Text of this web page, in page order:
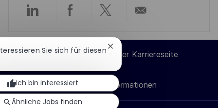
t
l
c
h
u
Über
LinkedIn
Über
Facebook
Über
Twitter
teilen
E-
Mail
teilen
Cookie-Einstellungen der Karriereseite
Persönliche Informationen
Sie sich für diesen Chatbot-
Benachrichtigung
schließen
Ich bin interessiert
Ähnliche Jobs finden